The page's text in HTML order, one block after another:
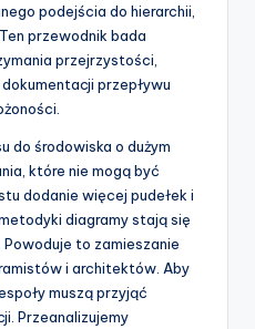
podejścia do hierarchii,
przewodnik bada
przejrzystości,
przepływu
do środowiska o dużym
które nie mogą być
dodanie więcej pudełek i
diagramy stają się
to zamieszanie
i architektów. Aby
muszą przyjąć
Przeanalizujemy